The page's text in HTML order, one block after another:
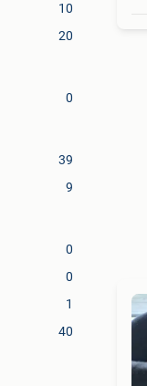
10
20
0
39
9
0
0
1
40